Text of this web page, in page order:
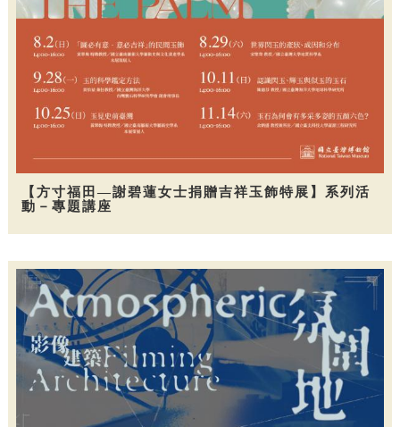
【方寸福田—謝碧蓮女士捐贈吉祥玉飾特展】系列活
動－專題講座